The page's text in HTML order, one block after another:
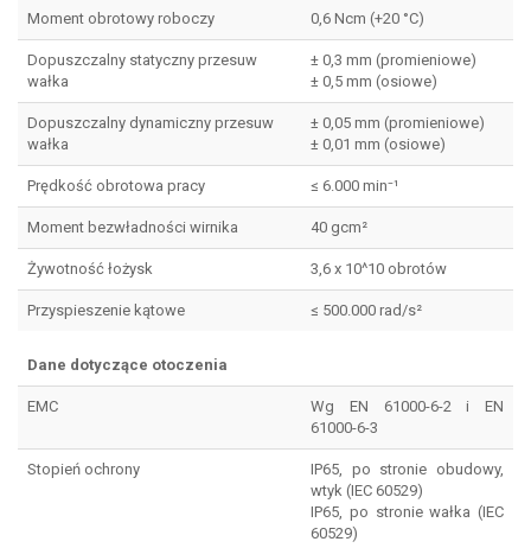
Moment obrotowy roboczy 0,6 Ncm (+20 °C)
Dopuszczalny statyczny przesuw
wałka
± 0,3 mm (promieniowe)
± 0,5 mm (osiowe)
Dopuszczalny dynamiczny przesuw
wałka
± 0,05 mm (promieniowe)
± 0,01 mm (osiowe)
Prędkość obrotowa pracy ≤ 6.000 min⁻¹
Moment bezwładności wirnika 40 gcm²
Żywotność łożysk 3,6 x 10^10 obrotów
Przyspieszenie kątowe ≤ 500.000 rad/s²
Dane dotyczące otoczenia
EMC
Wg EN 61000-6-2 i EN
61000-6-3
Stopień ochrony
IP65, po stronie obudowy,
wtyk (IEC 60529)
IP65, po stronie wałka (IEC
60529)